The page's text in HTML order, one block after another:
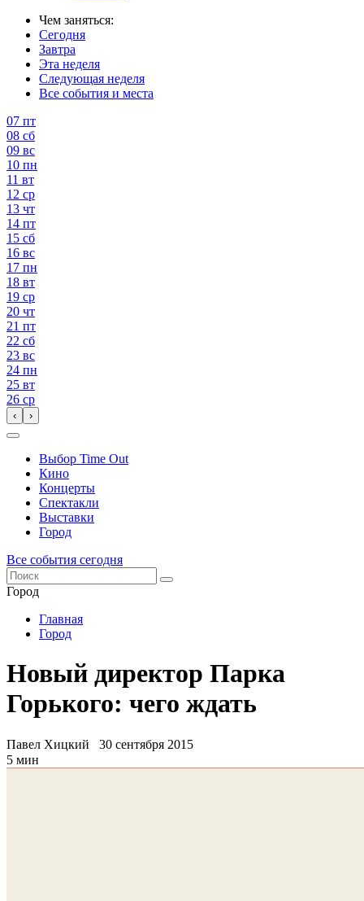
Чем заняться:
Сегодня
Завтра
Эта неделя
Следующая неделя
Все события и места
07 пт
08 сб
09 вс
10 пн
11 вт
12 ср
13 чт
14 пт
15 сб
16 вс
17 пн
18 вт
19 ср
20 чт
21 пт
22 сб
23 вс
24 пн
25 вт
26 ср
‹ ›
Выбор Time Out
Кино
Концерты
Спектакли
Выставки
Город
Все события сегодня
Город
Главная
Город
Новый директор Парка
Горького: чего ждать
Павел Хицкий
30 сентября 2015
5 мин